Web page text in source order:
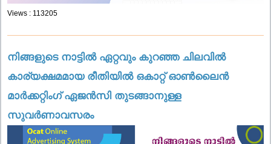
Views : 113205
നിങ്ങളുടെ നാട്ടിൽ ഏറ്റവും കുറഞ്ഞ ചിലവിൽ
കാര്യക്ഷമമായ രീതിയിൽ ഒകാറ്റ് ഓൺലൈൻ
മാർക്കറ്റിംഗ് ഏജൻസി തുടങ്ങാനുള്ള
സുവർണാവസരം